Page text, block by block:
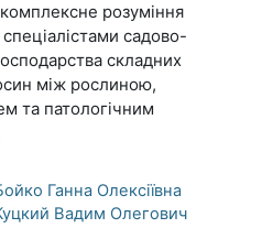
розуміння
садово-
складних
між рослиною,
та патологічним
Ганна Олексіївна
Вадим Олегович